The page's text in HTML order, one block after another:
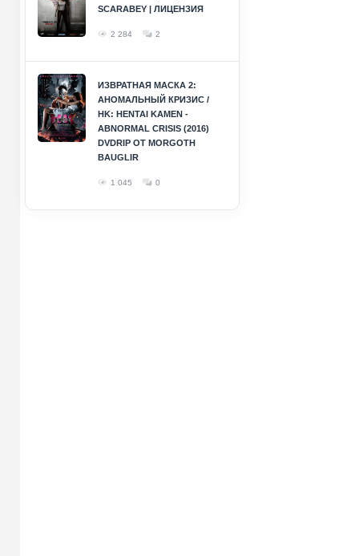
SCARABEY | ЛИЦЕНЗИЯ
2 284 2
ИЗВРАТНАЯ МАСКА 2:
АНОМАЛЬНЫЙ КРИЗИС /
HK: HENTAI KAMEN -
ABNORMAL CRISIS (2016)
DVDRIP ОТ MORGOTH
BAUGLIR
1 045 0